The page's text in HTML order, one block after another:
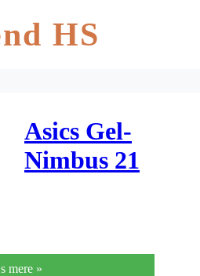
HS
Asics Gel-
Nimbus 21
mere »